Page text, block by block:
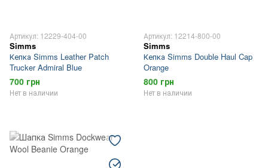
Артикул: 12229-404-00
Simms
Кепка Simms Leather Patch
Trucker Admiral Blue
700 грн
Нет в наличии
Артикул: 12214-800-00
Simms
Кепка Simms Double Haul Cap
Orange
800 грн
Нет в наличии